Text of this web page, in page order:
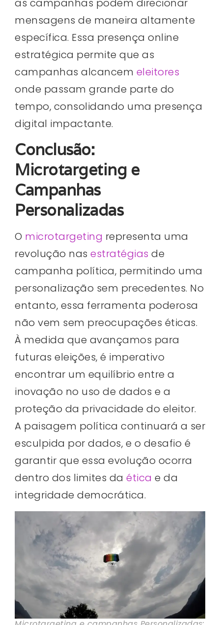
as campanhas podem direcionar
mensagens de maneira altamente
específica. Essa presença online
estratégica permite que as
campanhas alcancem eleitores
onde passam grande parte do
tempo, consolidando uma presença
digital impactante.
Conclusão:
Microtargeting e
Campanhas
Personalizadas
O microtargeting representa uma
revolução nas estratégias de
campanha política, permitindo uma
personalização sem precedentes. No
entanto, essa ferramenta poderosa
não vem sem preocupações éticas.
À medida que avançamos para
futuras eleições, é imperativo
encontrar um equilíbrio entre a
inovação no uso de dados e a
proteção da privacidade do eleitor.
A paisagem política continuará a ser
esculpida por dados, e o desafio é
garantir que essa evolução ocorra
dentro dos limites da ética e da
integridade democrática.